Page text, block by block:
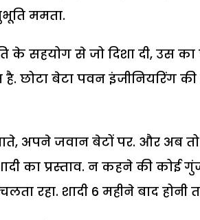
ममता.
सहयोग से जो दिशा दी, उस का
बेटा पवन इंजीनियरिंग की
अपने जवान बेटों पर. और अब
का प्रस्ताव. न कहने की कोई
रहा. शादी 6 महीने बाद होनी